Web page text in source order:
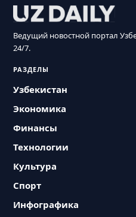
Ведущий новостной портал
24/7.
РАЗДЕЛЫ
Узбекистан
Экономика
Финансы
Технологии
Культура
Спорт
Инфографика